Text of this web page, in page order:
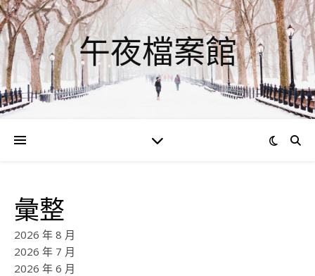
午夜檔案館
彙整
2026 年 8 月
2026 年 7 月
2026 年 6 月